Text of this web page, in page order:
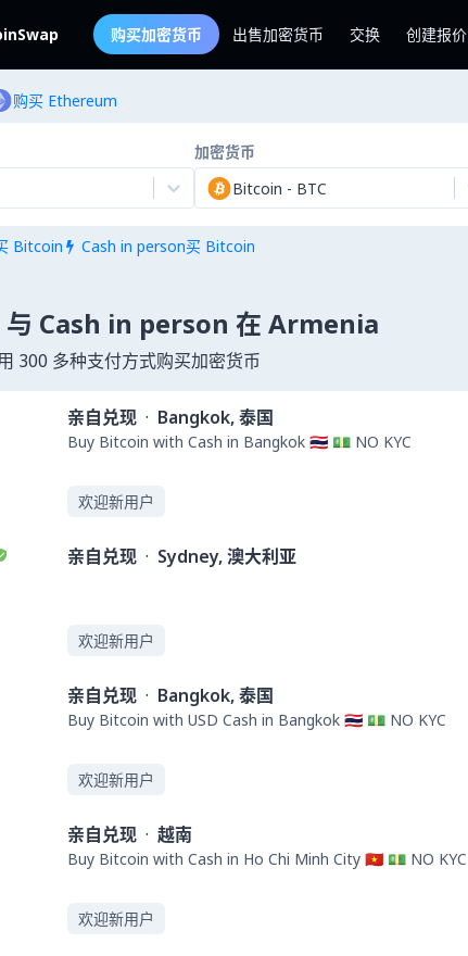
购买加密货币 出售加密货币 交换 创建报价
购买 Ethereum
加密货币
Bitcoin - BTC
Bitcoin  Cash in person买 Bitcoin
Cash in person 在 Armenia
300 多种支付方式购买加密货币
亲自兑现 · Bangkok, 泰国
Buy Bitcoin with Cash in Bangkok 🇹🇭 💵 NO KYC
欢迎新用户
亲自兑现 · Sydney, 澳大利亚
欢迎新用户
亲自兑现 · Bangkok, 泰国
Buy Bitcoin with USD Cash in Bangkok 🇹🇭 💵 NO KYC
欢迎新用户
亲自兑现 · 越南
Buy Bitcoin with Cash in Ho Chi Minh City 🇻🇳 💵 NO KYC
欢迎新用户